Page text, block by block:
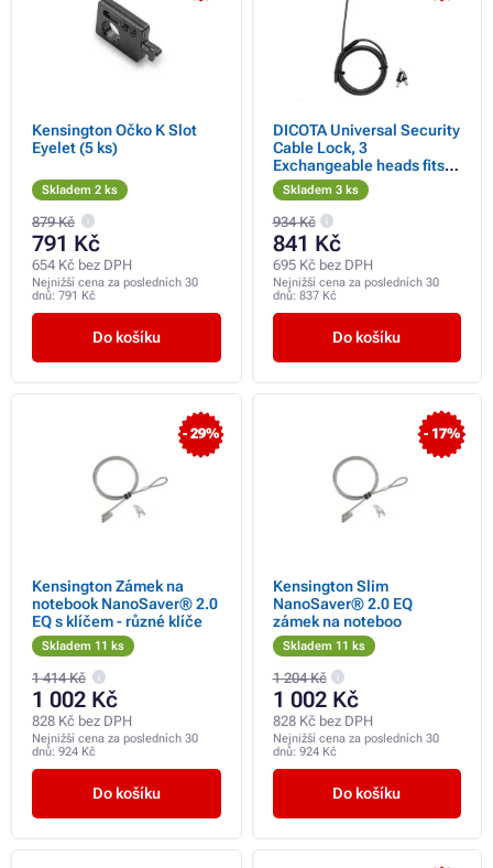
Kensington Očko K Slot
Eyelet (5 ks)
Skladem 2 ks
879 Kč
791 Kč
654 Kč bez DPH
Nejnižší cena za posledních 30
dnů: 791 Kč
Do košíku
DICOTA Universal Security
Cable Lock, 3
Exchangeable heads fits
all slots, masterkeyed
Skladem 3 ks
934 Kč
841 Kč
695 Kč bez DPH
Nejnižší cena za posledních 30
dnů: 837 Kč
Do košíku
- 29%
Kensington Zámek na
notebook NanoSaver® 2.0
EQ s klíčem - různé klíče
Skladem 11 ks
1 414 Kč
1 002 Kč
828 Kč bez DPH
Nejnižší cena za posledních 30
dnů: 924 Kč
Do košíku
- 17%
Kensington Slim
NanoSaver® 2.0 EQ
zámek na noteboo
Skladem 11 ks
1 204 Kč
1 002 Kč
828 Kč bez DPH
Nejnižší cena za posledních 30
dnů: 924 Kč
Do košíku